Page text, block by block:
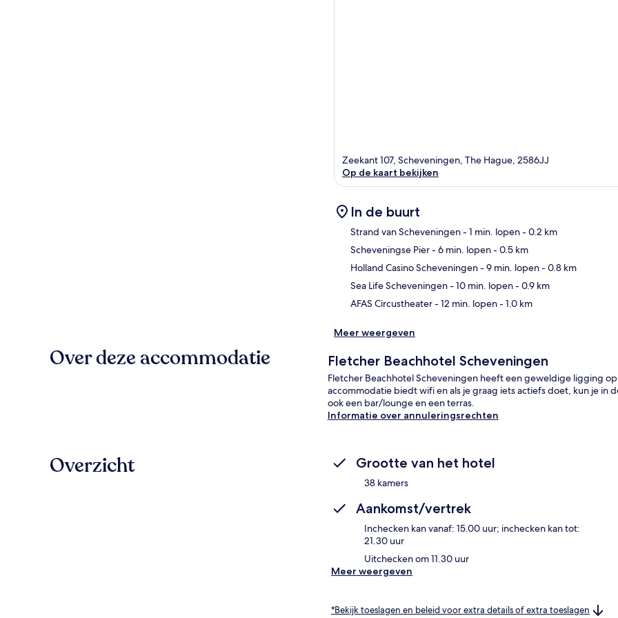
Zeekant 107, Scheveningen, The Hague, 2586JJ
Op de kaart bekijken
In de buurt
Strand van Scheveningen- 1 min. lopen- 0.2 km
Scheveningse Pier- 6 min. lopen- 0.5 km
Holland Casino Scheveningen- 9 min. lopen- 0.8 km
Sea Life Scheveningen- 10 min. lopen- 0.9 km
AFAS Circustheater- 12 min. lopen- 1.0 km
Meer weergeven
Over deze accommodatie Fletcher Beachhotel Scheveningen
Fletcher Beachhotel Scheveningen heeft een geweldige ligging
accommodatie biedt wifi en als je graag iets actiefs doet, kun je
ook een bar/lounge en een terras.
Informatie over annuleringsrechten
Overzicht Grootte van het hotel
38 kamers
Aankomst/vertrek
Inchecken kan vanaf: 15.00 uur; inchecken kan tot:
21.30 uur
Uitchecken om 11.30 uur
Meer weergeven
*Bekijk toeslagen en beleid voor extra details of extra toeslagen